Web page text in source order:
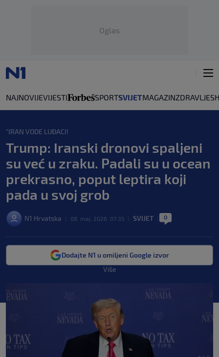
Oglas
NAJNOVIJEVIJESTI SPORTSVIJETMAGAZINZDRAVLJE
"IRAN VODE LUĐACI!
Trump: Iranski dronovi spaljeni
su već u zraku. Padali su u ocean
prekrasno, poput leptira koji
pada u svoj grob
N1 Hrvatska 08. maj. 2026. 07:35 SVIJET 0
Dodajte N1 u omiljeni Google izvor
Više